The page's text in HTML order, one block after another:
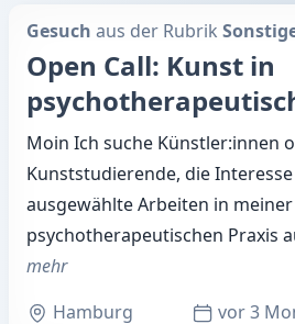
Gesuch aus der Rubrik
Open Call: Kunst in
Moin Ich suche Künstler:innen
Kunststudierende, die
ausgewählte Arbeiten in meiner
psychotherapeutischen Praxis
mehr
Hamburg
vor 3